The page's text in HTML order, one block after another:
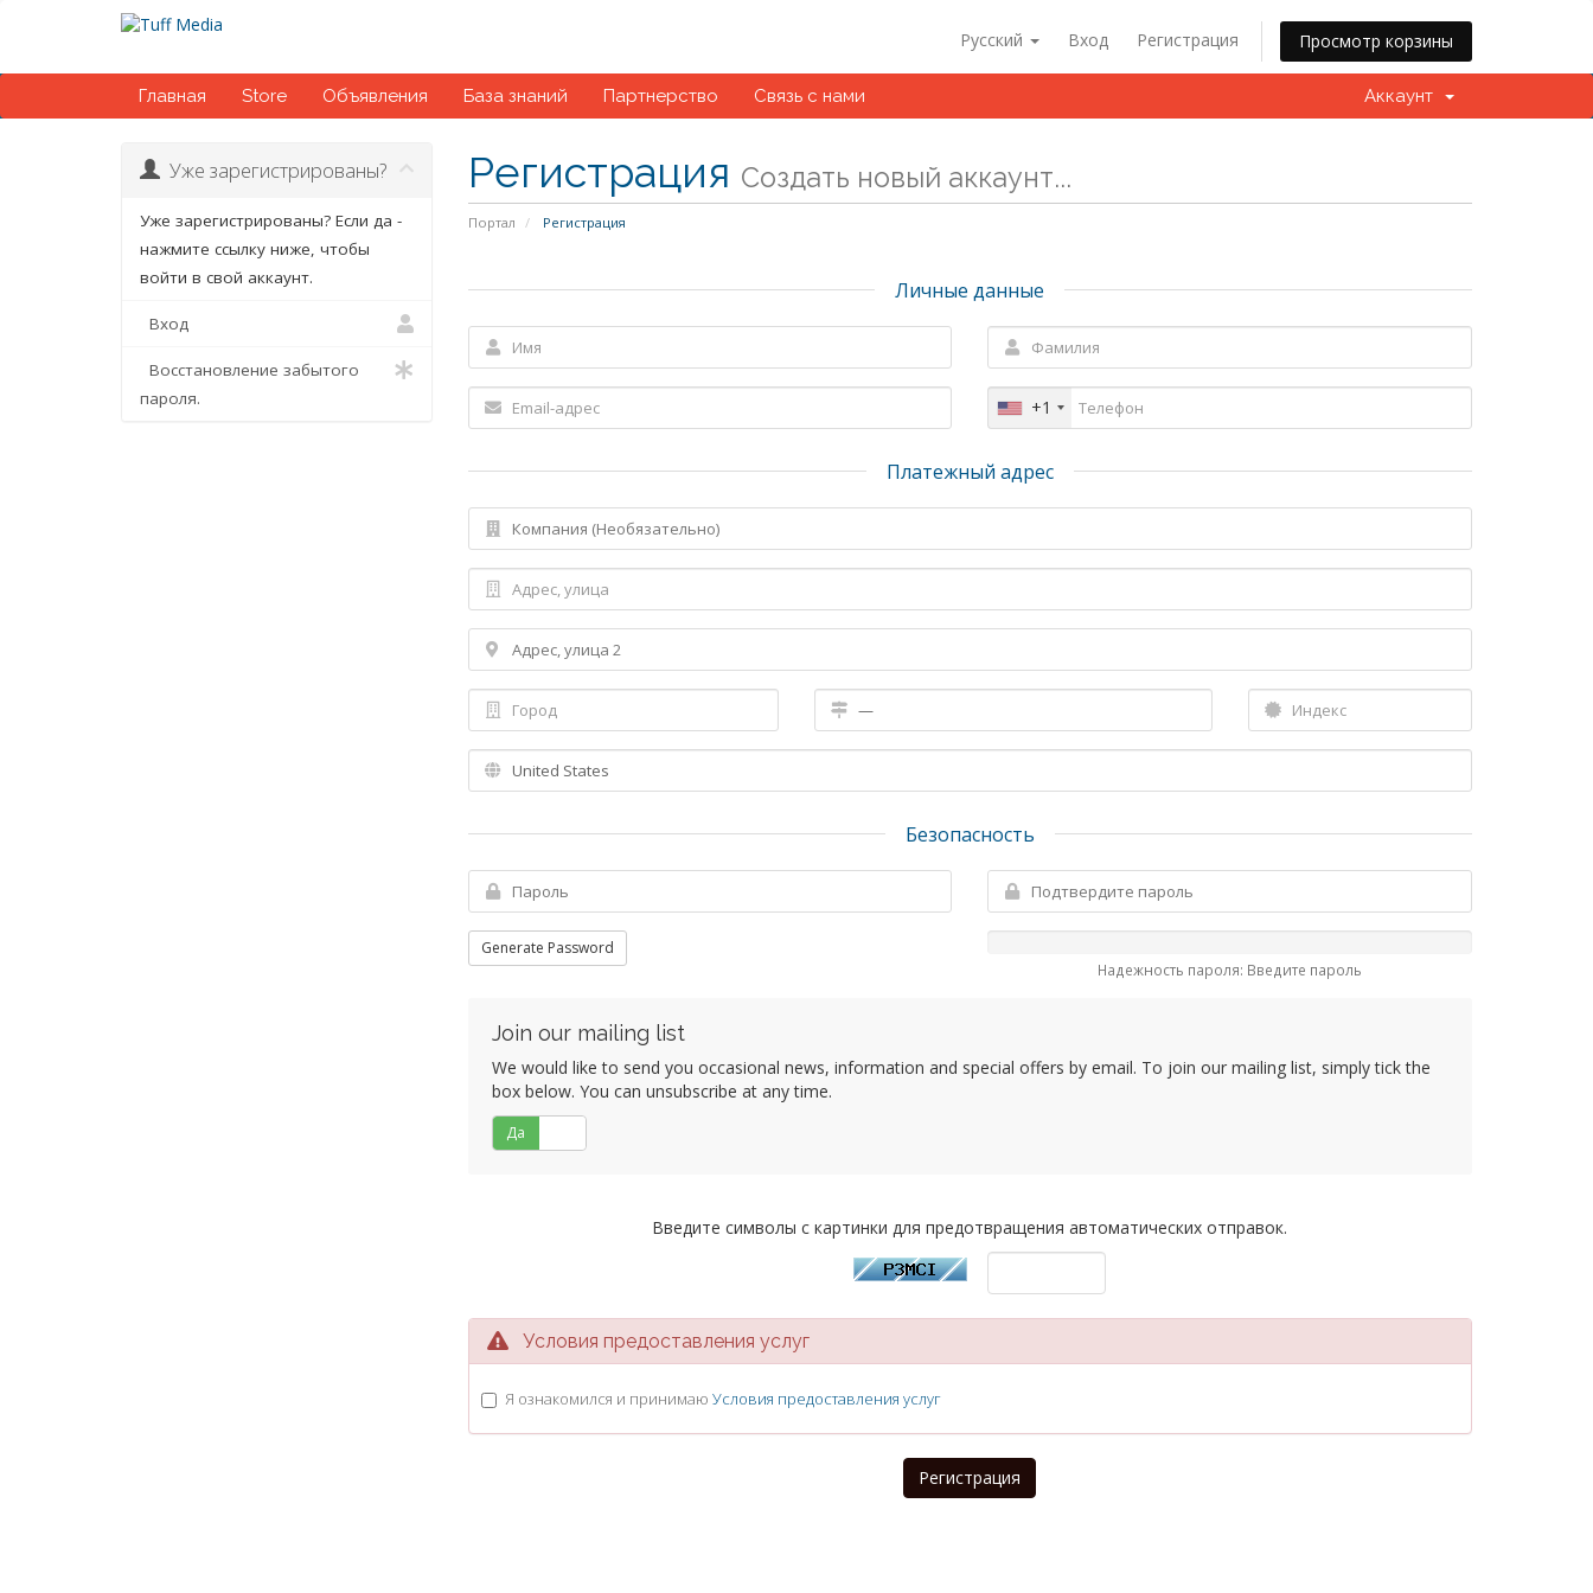
Русский Вход Регистрация Просмотр корзины
Главная Store Объявления База знаний Партнерство Связь с нами Аккаунт
Регистрация Создать новый аккаунт...
Портал Регистрация
Уже зарегистрированы?
Уже зарегистрированы? Если да -
нажмите ссылку ниже, чтобы
войти в свой аккаунт.
Вход
Восстановление забытого
пароля.
Личные данные
+1
Платежный адрес
Безопасность
Generate Password
Надежность пароля: Введите пароль
Join our mailing list
We would like to send you occasional news, information and special offers by email. To join our mailing list, simply tick the
box below. You can unsubscribe at any time.
Да
Введите символы с картинки для предотвращения автоматических отправок.
Условия предоставления услуг
Я ознакомился и принимаю Условия предоставления услуг